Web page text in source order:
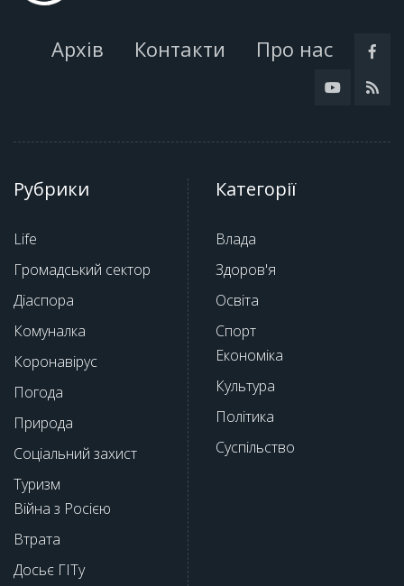
Архів Контакти Про нас
Рубрики
Life
Громадський сектор
Діаспора
Комуналка
Коронавірус
Погода
Природа
Соціальний захист
Туризм
Війна з Росією
Втрата
Досьє ГІТу
Категорії
Влада
Здоров'я
Освіта
Спорт
Економіка
Культура
Політика
Суспільство